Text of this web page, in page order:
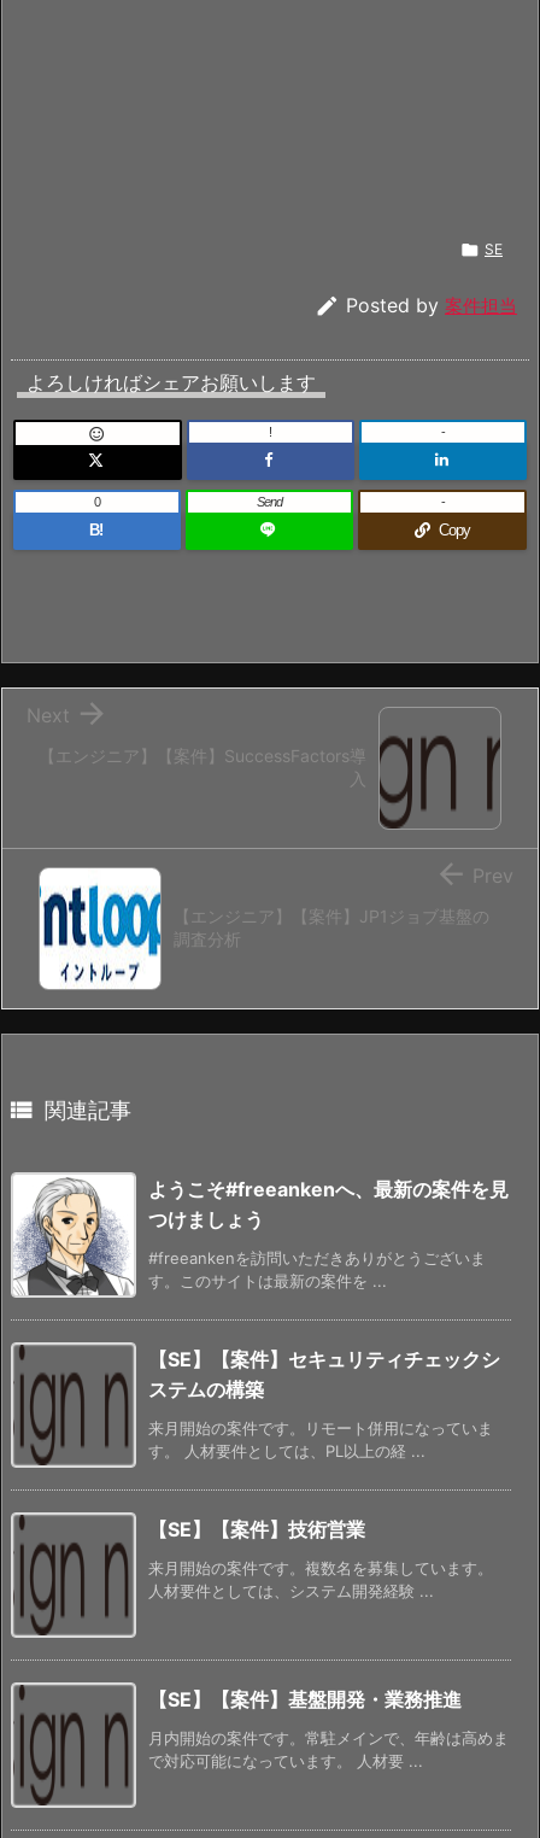
 SE
 Posted by 案件担当
よろしければシェアお願いします
 ! -
B!
0 Send
Copy
-
【エンジニア】【案件】SuccessFactors導
入

Next
【エンジニア】【案件】JP1ジョブ基盤の
調査分析
 Prev
 関連記事
ようこそ#freeankenへ、最新の案件を見
つけましょう
#freeankenを訪問いただきありがとうございま
す。このサイトは最新の案件を ...
【SE】【案件】セキュリティチェックシ
ステムの構築
来月開始の案件です。リモート併用になっていま
す。 人材要件としては、PL以上の経 ...
【SE】【案件】技術営業
来月開始の案件です。複数名を募集しています。
人材要件としては、システム開発経験 ...
【SE】【案件】基盤開発・業務推進
月内開始の案件です。常駐メインで、年齢は高めま
で対応可能になっています。 人材要 ...